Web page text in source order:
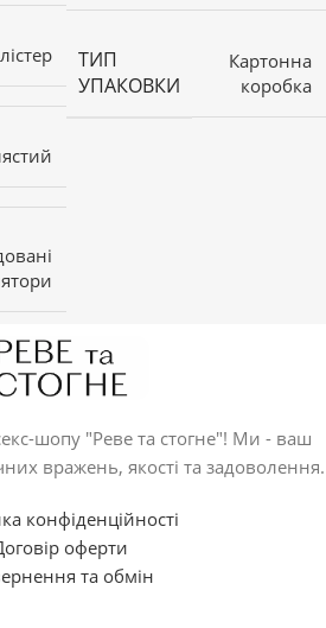
ТИП
УПАКОВКИ
Картонна
коробка
шопу "Реве та стогне"! Ми - ваш
вражень, якості та задоволення.
конфіденційності
оферти
та обмін